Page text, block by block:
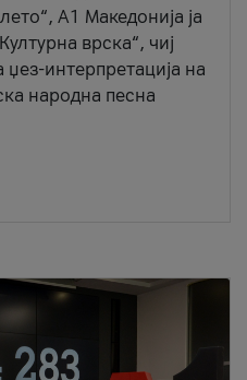
А1 Македонија ја
врска“, чиј
интерпретација на
народна песна